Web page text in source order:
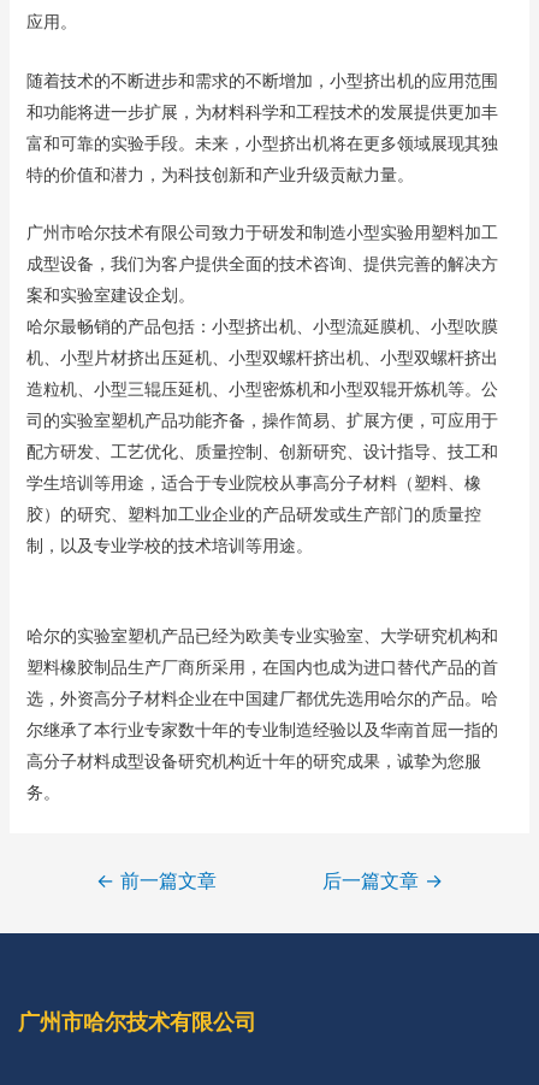
应用。
随着技术的不断进步和需求的不断增加，小型挤出机的应用范围
和功能将进一步扩展，为材料科学和工程技术的发展提供更加丰
富和可靠的实验手段。未来，小型挤出机将在更多领域展现其独
特的价值和潜力，为科技创新和产业升级贡献力量。
广州市哈尔技术有限公司致力于研发和制造小型实验用塑料加工
成型设备，我们为客户提供全面的技术咨询、提供完善的解决方
案和实验室建设企划。
哈尔最畅销的产品包括：小型挤出机、小型流延膜机、小型吹膜
机、小型片材挤出压延机、小型双螺杆挤出机、小型双螺杆挤出
造粒机、小型三辊压延机、小型密炼机和小型双辊开炼机等。公
司的实验室塑机产品功能齐备，操作简易、扩展方便，可应用于
配方研发、工艺优化、质量控制、创新研究、设计指导、技工和
学生培训等用途，适合于专业院校从事高分子材料（塑料、橡
胶）的研究、塑料加工业企业的产品研发或生产部门的质量控
制，以及专业学校的技术培训等用途。
哈尔的实验室塑机产品已经为欧美专业实验室、大学研究机构和
塑料橡胶制品生产厂商所采用，在国内也成为进口替代产品的首
选，外资高分子材料企业在中国建厂都优先选用哈尔的产品。哈
尔继承了本行业专家数十年的专业制造经验以及华南首屈一指的
高分子材料成型设备研究机构近十年的研究成果，诚挚为您服
务。
← 前一篇文章 后一篇文章 →
广州市哈尔技术有限公司